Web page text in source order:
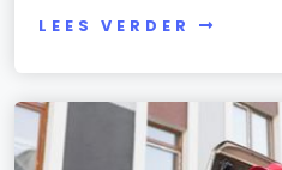
LEES VERDER